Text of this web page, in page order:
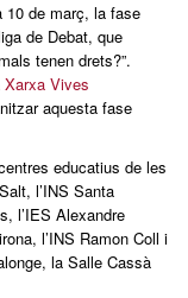
10 de març, la fase
de Debat, que
tenen drets?”.
Xarxa Vives
aquesta fase
educatius de les
l’INS Santa
l’IES Alexandre
l’INS Ramon Coll i
la Salle Cassà